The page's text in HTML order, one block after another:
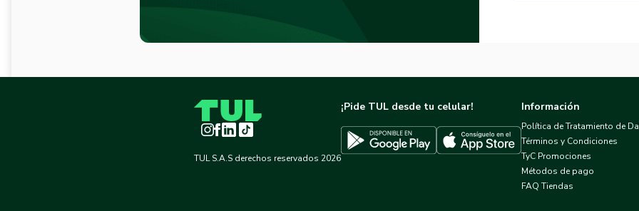
Instagram
Facebook
LinkedInTikTok
TUL S.A.S derechos reservados 2026
¡Pide TUL desde tu celular!
Descargar TUL en Google PlayDescargar TUL en App Store
Información
Política de Tratamiento de
Términos y Condiciones
TyC Promociones
Métodos de pago
FAQ Tiendas